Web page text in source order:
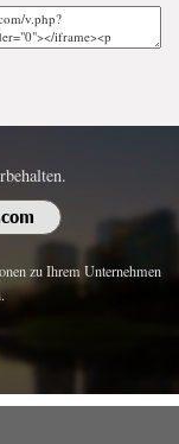
zu Ihrem Unternehmen